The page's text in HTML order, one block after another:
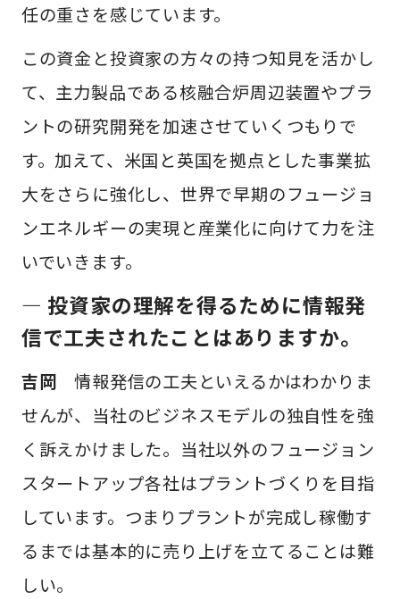
任の重さを感じています。
この資金と投資家の方々の持つ知見を活かし
て、主力製品である核融合炉周辺装置やプラ
ントの研究開発を加速させていくつもりで
す。加えて、米国と英国を拠点とした事業拡
大をさらに強化し、世界で早期のフュージョ
ンエネルギーの実現と産業化に向けて力を注
いでいきます。
— 投資家の理解を得るために情報発
信で工夫されたことはありますか。
吉岡 情報発信の工夫といえるかはわかりま
せんが、当社のビジネスモデルの独自性を強
く訴えかけました。当社以外のフュージョン
スタートアップ各社はプラントづくりを目指
しています。つまりプラントが完成し稼働す
るまでは基本的に売り上げを立てることは難
しい。